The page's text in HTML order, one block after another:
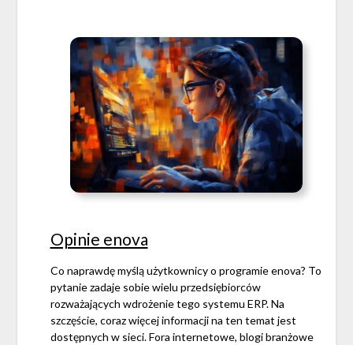
Opinie enova
Co naprawdę myślą użytkownicy o programie enova? To
pytanie zadaje sobie wielu przedsiębiorców
rozważających wdrożenie tego systemu ERP. Na
szczęście, coraz więcej informacji na ten temat jest
dostępnych w sieci. Fora internetowe, blogi branżowe